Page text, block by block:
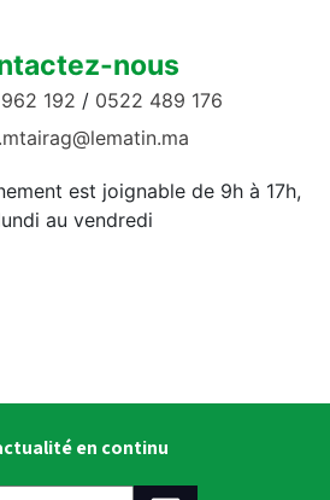
nous
192 / 0522 489 176
est joignable de 9h à 17h,
au vendredi
en continu